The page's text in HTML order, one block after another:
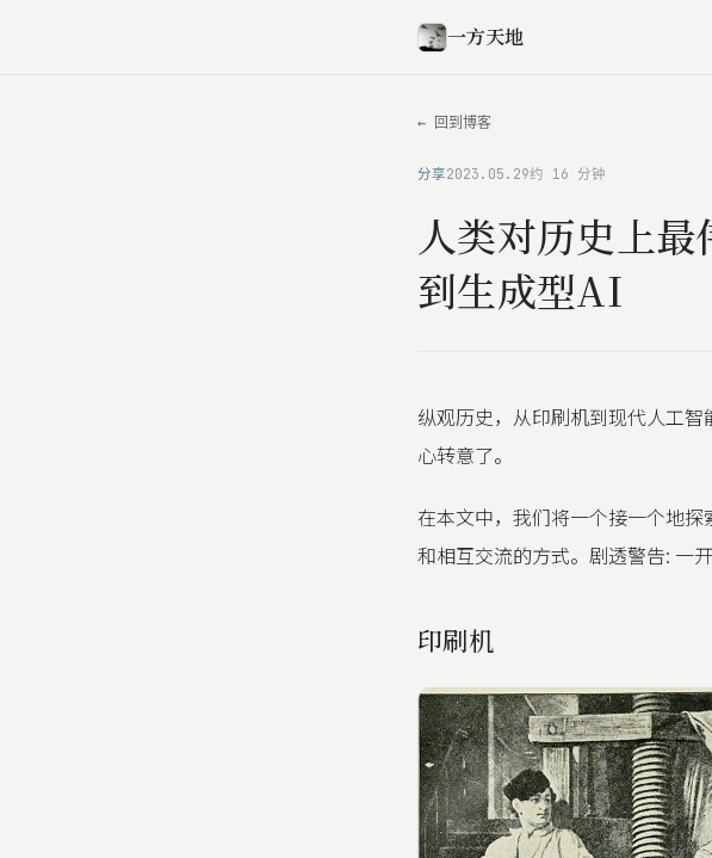
一方天地
← 回到博客
分享2023.05.29约 16 分钟
人类对历史上
到生成型AI
纵观历史，从印刷机到现代人工
心转意了。
在本文中，我们将一个接一个地
和相互交流的方式。剧透警告: 一
印刷机